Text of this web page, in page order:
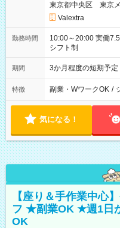
東京都中央区 東京メ
Valextra
勤務時間
10:00～20:00 実働7.5時間／休憩1.5時間 営業時間に合わせた
シフト制
期間 3か月程度の短期予
特徴 副業・WワークOK /
気になる！
【座り＆手作業中心
フ ★副業OK ★週1日
OK